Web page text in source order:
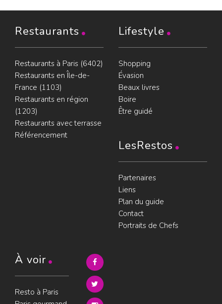
Restaurants
Restaurants à Paris (6402)
Restaurants en Île-de-
France (1103)
Restaurants en région
(1203)
Restaurants avec terrasse
Référencement
Lifestyle
Shopping
Évasion
Beaux livres
Boire
Être guidé
LesRestos
Partenaires
Liens
Plan du guide
Contact
Portraits de Chefs
À voir
Resto à Paris